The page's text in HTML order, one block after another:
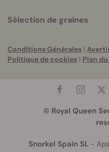
Sélection de graines
Conditions Générales |
Politique de cookies | Plan
© Royal Queen
Snorkel Spain SL-